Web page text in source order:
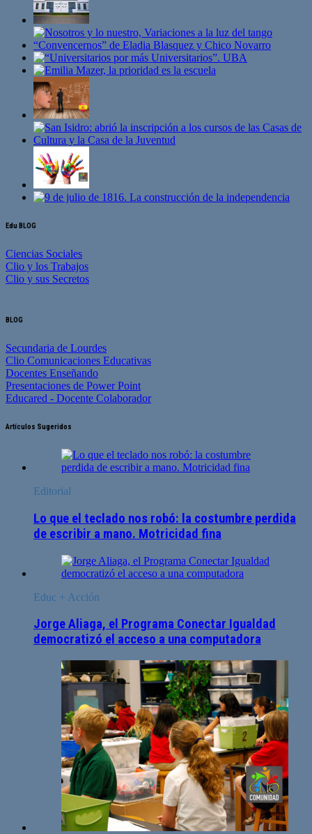
Edu BLOG
Ciencias Sociales
Clio y los Trabajos
Clio y sus Secretos
BLOG
Secundaria de Lourdes
Clio Comunicaciones Educativas
Docentes Enseñando
Presentaciones de Power Point
Educared - Docente Colaborador
Artículos Sugeridos
Editorial
Lo que el teclado nos robó: la costumbre perdida
de escribir a mano. Motricidad fina
Educ + Acción
Jorge Aliaga, el Programa Conectar Igualdad
democratizó el acceso a una computadora